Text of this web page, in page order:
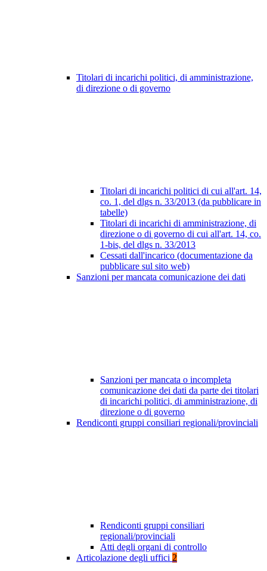
Titolari di incarichi politici, di amministrazione,
di direzione o di governo
Titolari di incarichi politici di cui all'art. 14,
co. 1, del dlgs n. 33/2013 (da pubblicare in
tabelle)
Titolari di incarichi di amministrazione, di
direzione o di governo di cui all'art. 14, co.
1-bis, del dlgs n. 33/2013
Cessati dall'incarico (documentazione da
pubblicare sul sito web)
Sanzioni per mancata comunicazione dei dati
Sanzioni per mancata o incompleta
comunicazione dei dati da parte dei titolari
di incarichi politici, di amministrazione, di
direzione o di governo
Rendiconti gruppi consiliari regionali/provinciali
Rendiconti gruppi consiliari
regionali/provinciali
Atti degli organi di controllo
Articolazione degli uffici 2